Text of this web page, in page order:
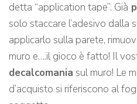
detta “application tape”. Già
solo staccare l’adesivo dalla
applicarlo sulla parete,
muro e….il gioco è fatto! Il
decalcomania sul muro! Le
d’acquisto si riferiscono al